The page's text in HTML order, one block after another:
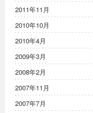
2011年11月
2010年10月
2010年4月
2009年3月
2008年2月
2007年11月
2007年7月